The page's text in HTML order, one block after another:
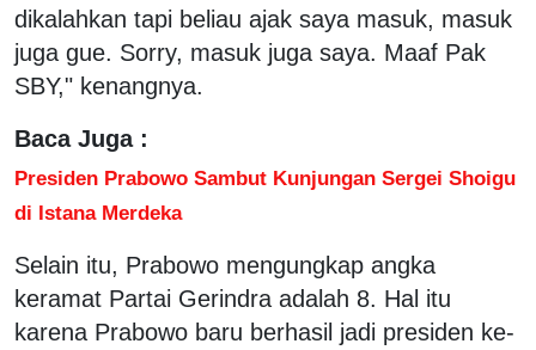
dikalahkan tapi beliau ajak saya masuk, masuk
juga gue. Sorry, masuk juga saya. Maaf Pak
SBY," kenangnya.
Baca Juga :
Presiden Prabowo Sambut Kunjungan Sergei Shoigu
di Istana Merdeka
Selain itu, Prabowo mengungkap angka
keramat Partai Gerindra adalah 8. Hal itu
karena Prabowo baru berhasil jadi presiden ke-